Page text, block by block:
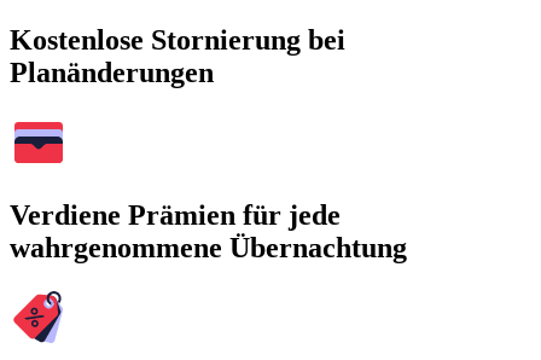
Kostenlose Stornierung bei
Planänderungen
Verdiene Prämien für jede
wahrgenommene Übernachtung